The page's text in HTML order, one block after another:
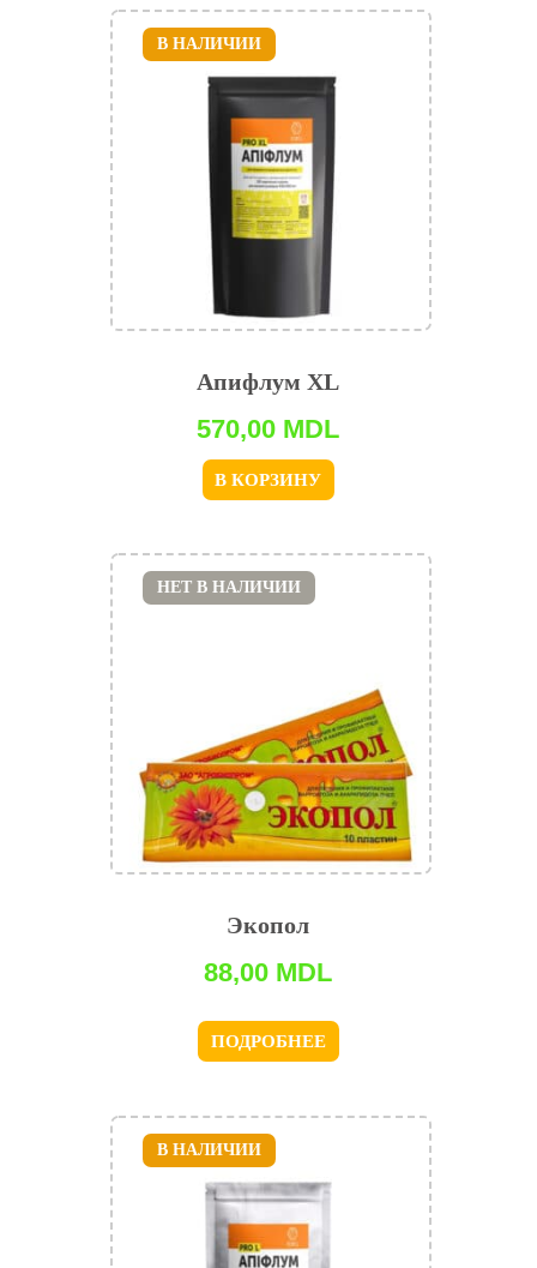
Апифлум XL
570,00 MDL
В КОРЗИНУ
В НАЛИЧИИ
Экопол
88,00 MDL
ПОДРОБНЕЕ
НЕТ В НАЛИЧИИ
В НАЛИЧИИ